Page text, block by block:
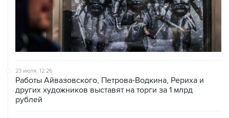
23 июля, 12:26
Работы Айвазовского, Петрова-Водкина, Рериха и
других художников выставят на торги за 1 млрд
рублей